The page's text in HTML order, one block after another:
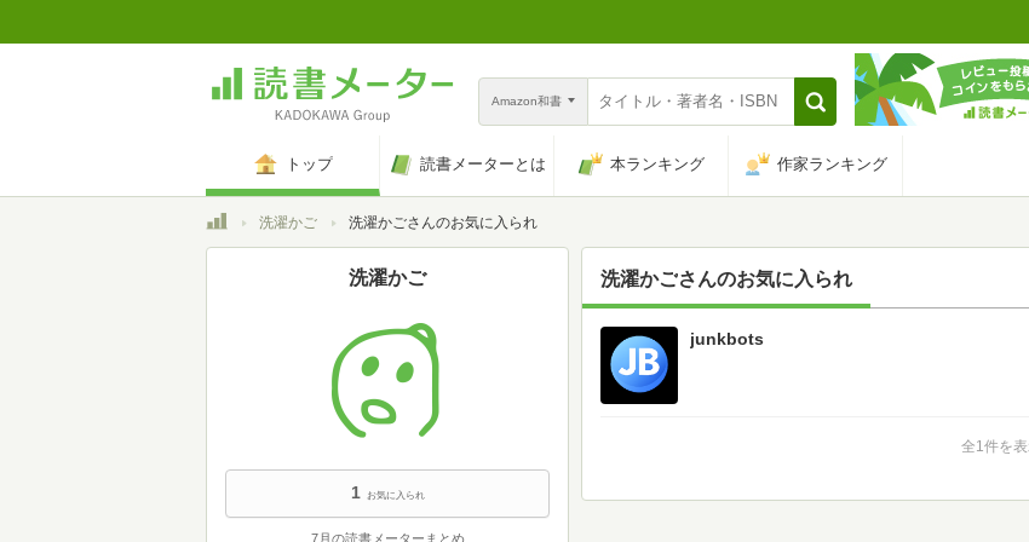
Amazon和書
トップ 読書メーターとは 本ランキング 作家ランキング
トップ洗濯かご 洗濯かごさんのお気に入られ
洗濯かごさんのお気に入られ
1 junkbots
全1件を
洗濯かご
1 お気に入られ
7月の読書メーターまとめ